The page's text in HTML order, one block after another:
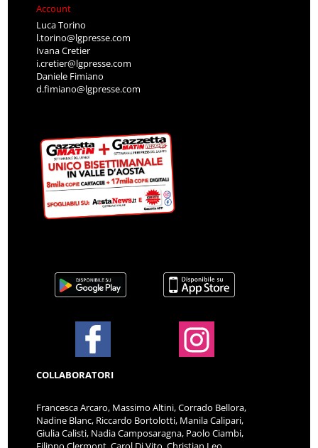
Account
Luca Torino
l.torino@lgpresse.com
Ivana Cretier
i.cretier@lgpresse.com
Daniele Fimiano
d.fimiano@lgpresse.com
COLLABORATORI
Francesca Arcaro, Massimo Altini, Corrado Bellora,
Nadine Blanc, Riccardo Bortolotti, Manila Calipari,
Giulia Calisti, Nadia Camposaragna, Paolo Ciambi,